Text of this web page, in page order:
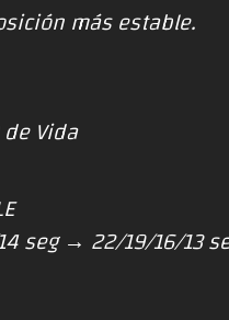
más estable.
Vida
seg → 22/19/16/13